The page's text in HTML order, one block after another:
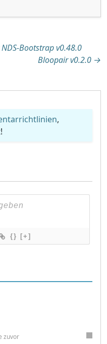
Bootstrap v0.48.0
Bloopair v0.2.0 →
,
{} [+]
zuvor